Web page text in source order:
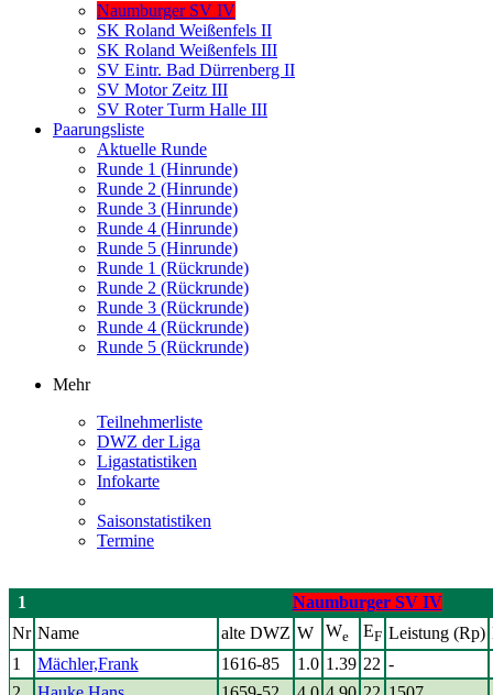
Naumburger SV IV
SK Roland Weißenfels II
SK Roland Weißenfels III
SV Eintr. Bad Dürrenberg II
SV Motor Zeitz III
SV Roter Turm Halle III
Paarungsliste
Aktuelle Runde
Runde 1 (Hinrunde)
Runde 2 (Hinrunde)
Runde 3 (Hinrunde)
Runde 4 (Hinrunde)
Runde 5 (Hinrunde)
Runde 1 (Rückrunde)
Runde 2 (Rückrunde)
Runde 3 (Rückrunde)
Runde 4 (Rückrunde)
Runde 5 (Rückrunde)
Mehr
Teilnehmerliste
DWZ der Liga
Ligastatistiken
Infokarte
Saisonstatistiken
Termine
1
Naumburger SV IV
Nr Name alte DWZ W We EF Leistung (Rp)
1
Mächler,Frank 1616-85 1.0 1.39 22 -